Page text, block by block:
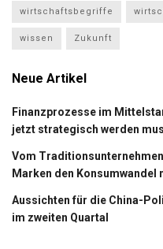
wirtschaftsbegriffe
wissen Zukunft
Neue Artikel
Finanzprozesse im
jetzt strategisch werden
Vom
Marken den Konsumwandel
Aussichten für die China-
im zweiten Quartal